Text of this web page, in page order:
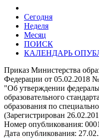
Сегодня
Неделя
Месяц
ПОИСК
КАЛЕНДАРЬ
Приказ Министерства
Федерации от 05.02.2018
"Об утверждении
образовательного
образования по
(Зарегистрирован
Номер опубликования:
Дата опубликования: